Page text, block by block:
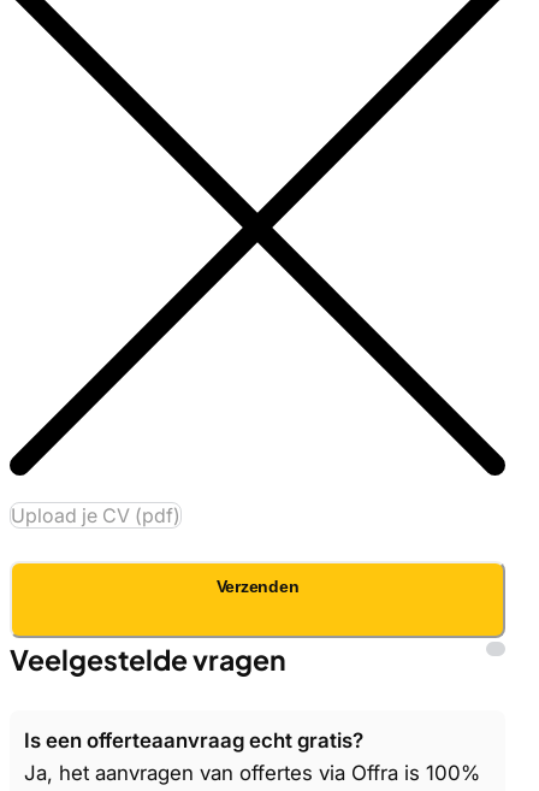
Upload je CV (pdf)
Verzenden
Veelgestelde vragen
Is een offerteaanvraag echt gratis?
Ja, het aanvragen van offertes via Offra is 100%